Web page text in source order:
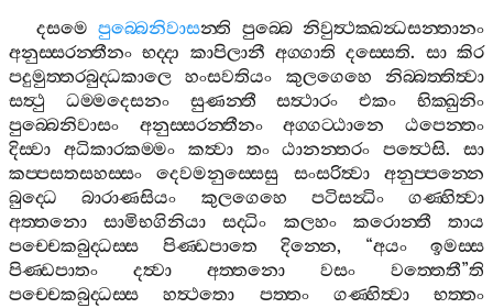
දසමෙ පුබ‍්බෙනිවාසන‍්ති පුබ‍්බෙ නිවුත්‍ථක‍්ඛන්‍ධසන‍්තානං
අනුස‍්සරන‍්තීනං භද‍්දා කාපිලානී අග‍්ගාති දස‍්සෙති. සා කිර
පදුමුත‍්තරබුද‍්ධකාලෙ
හංසවතියං කුලගෙහෙ
නිබ‍්බත‍්තිත්‍වා
සත්‍ථු
ධම‍්මදෙසනං සුණන‍්තී සත්‍ථාරං එකං
භික‍්ඛුනිං
පුබ‍්බෙනිවාසං
අනුස‍්සරන‍්තීනං අග‍්ගට‍්ඨානෙ
ඨපෙන‍්තං
දිස‍්වා
අධිකාරකම‍්මං කත්‍වා තං ඨානන‍්තරං පත්‍ථෙසි.සා
කප‍්පසතසහස‍්සං
දෙවමනුස‍්සෙසු සංසරිත්‍වා
අනුප‍්පන‍්නෙ
බුද‍්ධෙ
බාරාණසියං කුලගෙහෙ පටිසන්‍ධිං
ගණ‍්හිත්‍වා
අත‍්තනො
සාමිභගිනියා සද‍්ධිං කලහං කරොන‍්තී
තාය
පච‍්චෙකබුද‍්ධස‍්ස
පිණ‍්ඩපාතෙ දින‍්නෙ, “අයං
ඉමස‍්ස
පිණ‍්ඩපාතං
දත්‍වා අත‍්තනො වසං වත‍්තෙතී”ති
පච‍්චෙකබුද‍්ධස‍්ස
හත්‍ථතො පත‍්තං ගණ‍්හිත්‍වා
භත‍්තං